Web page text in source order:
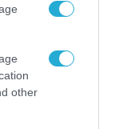
other